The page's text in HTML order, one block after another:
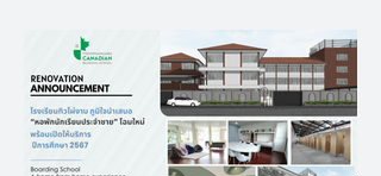
𝑩𝙚𝒔𝙩 𝙔𝒐𝙪 𝘾𝒂𝙣 𝘽𝒆 ดีที่สุดใน
แบบที่คุณเป็น"